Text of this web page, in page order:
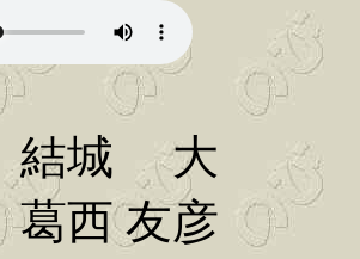
結城 大
葛西 友彦